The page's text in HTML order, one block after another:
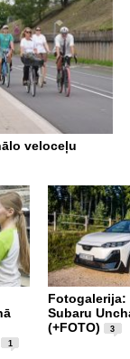
veloceļu
1
Fotogalerija:
Subaru
(+FOTO)
3